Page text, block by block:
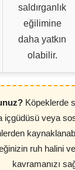
saldırganlık
eğilimine
daha yatkın
olabilir.
Köpeklerde
içgüdüsü veya
ruh halini
kavramanızı